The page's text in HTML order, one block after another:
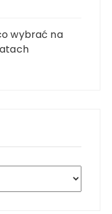
wybrać na